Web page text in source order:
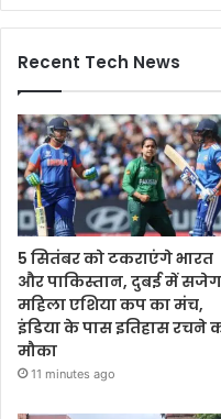
Recent Tech News
5 सितंबर को टकराएंगे भारत
और पाकिस्तान, दुबई में
महिला एशिया कप का मंच,
इंडिया के पास इतिहास रचने
मौका
11 minutes ago